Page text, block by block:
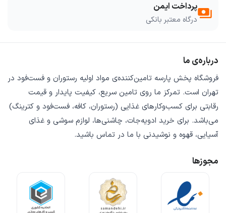
paymentsپرداخت ایمن
درگاه معتبر بانکی
درباره‌ی ما
فروشگاه پخش پارسه تامین‌کننده‌ی مواد اولیه رستوران و فست‌فود در
تهران است. تمرکز ما روی تامین سریع، کیفیت پایدار و قیمت
رقابتی برای کسب‌وکارهای غذایی (رستوران، کافه، فست‌فود و کترینگ)
می‌باشد. برای خرید ادویه‌جات، چاشنی‌ها، لوازم سوشی و غذای
آسیایی، قهوه و نوشیدنی با ما در تماس باشید.
مجوزها